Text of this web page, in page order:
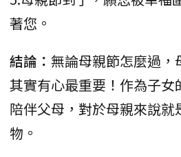
著您。
結論： 無論母親節怎麼過，
其實有心最重要！作為子女
陪伴父母，對於母親來說就
物。